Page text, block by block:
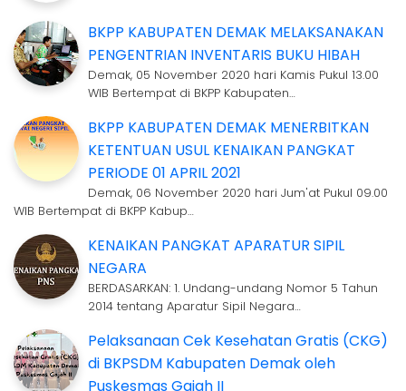
BKPP KABUPATEN DEMAK MELAKSANAKAN
PENGENTRIAN INVENTARIS BUKU HIBAH
Demak, 05 November 2020 hari Kamis Pukul 13.00
WIB Bertempat di BKPP Kabupaten…
BKPP KABUPATEN DEMAK MENERBITKAN
KETENTUAN USUL KENAIKAN PANGKAT
PERIODE 01 APRIL 2021
Demak, 06 November 2020 hari Jum'at Pukul 09.00
WIB Bertempat di BKPP Kabup…
KENAIKAN PANGKAT APARATUR SIPIL
NEGARA
BERDASARKAN: 1. Undang-undang Nomor 5 Tahun
2014 tentang Aparatur Sipil Negara…
Pelaksanaan Cek Kesehatan Gratis (CKG)
di BKPSDM Kabupaten Demak oleh
Puskesmas Gajah II